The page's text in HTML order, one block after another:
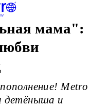
мама":
Metro
детёныша и